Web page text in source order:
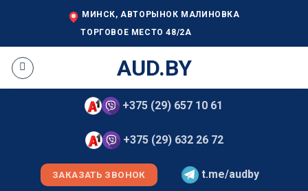
МИНСК, АВТОРЫНОК МАЛИНОВКА
ТОРГОВОЕ МЕСТО 48/2А
AUD.BY
+375 (29) 657 10 61
+375 (29) 632 26 72
ЗАКАЗАТЬ ЗВОНОК t.me/audby